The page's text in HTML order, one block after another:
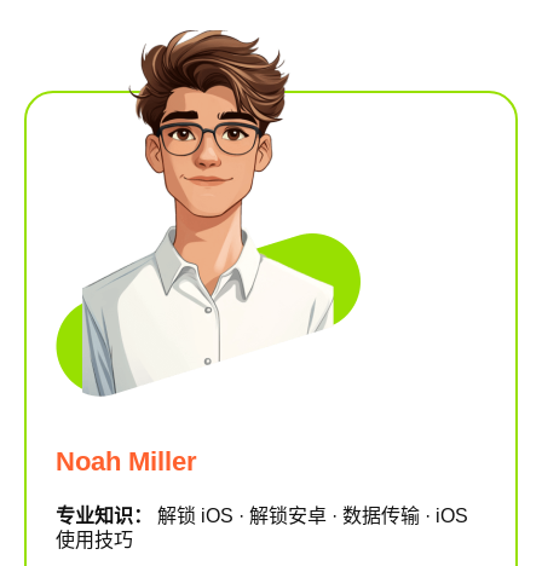
Noah Miller
专业知识： 解锁 iOS · 解锁安卓 · 数据传输 · iOS
使用技巧